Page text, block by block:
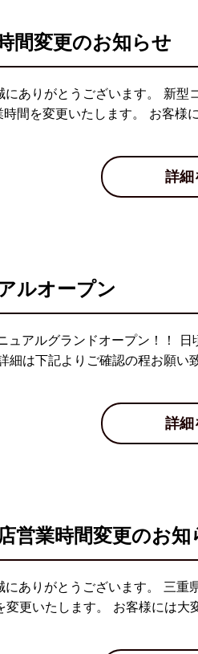
間変更のお知らせ
ありがとうございます。 新
間を変更いたします。 お客様
詳細
ルオープン
ルグランドオープン！！ 日
細は下記よりご確認の程お願い
詳細
営業時間変更のお知
ありがとうございます。 三
変更いたします。 お客様には大